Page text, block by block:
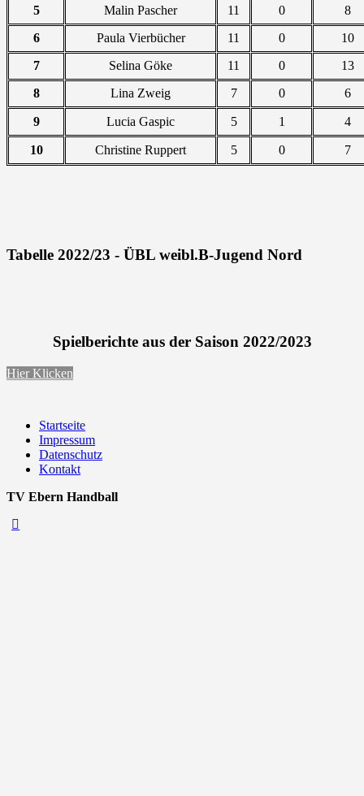
5
Malin Pascher 11 0
8
6
Paula Vierbücher 11 0
10
7
Selina Göke 11 0
13
8
Lina Zweig 7 0 6
9 Lucia Gaspic 5 1 4
10 Christine Ruppert 5 0 7
Tabelle 2022/23 - ÜBL weibl.B-Jugend Nord
Spielberichte aus der Saison 2022/2023
Hier Klicken
Startseite
Impressum
Datenschutz
Kontakt
TV Ebern Handball